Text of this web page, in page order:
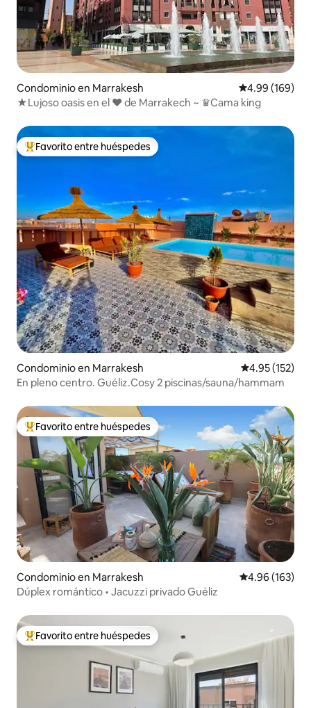
Condominio en Marrakesh Calificación
4.99 (169)
★Lujoso oasis en el ❤ de Marrakech ~ ♛Cama king
De los mejores en Favorito entre huéspedes
Favorito entre huéspedes
Condominio en Marrakesh Calificación
4.95 (152)
En pleno centro. Guéliz.Cosy 2 piscinas/sauna/hammam
De los mejores en Favorito entre huéspedes
Favorito entre huéspedes
Condominio en Marrakesh Calificación
4.96 (163)
Dúplex romántico • Jacuzzi privado Guéliz
De los mejores en Favorito entre huéspedes
Favorito entre huéspedes